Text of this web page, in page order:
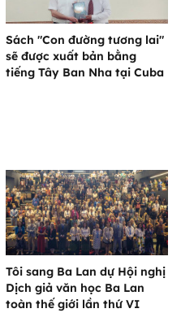
Sách "Con đường tương lai"
sẽ được xuất bản bằng
tiếng Tây Ban Nha tại Cuba
Tôi sang Ba Lan dự Hội nghị
Dịch giả văn học Ba Lan
toàn thế giới lần thứ VI